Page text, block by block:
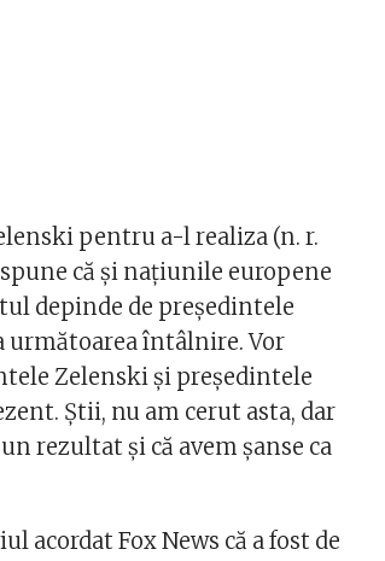
pentru a-l realiza (n. r.
că şi naţiunile europene
depinde de preşedintele
următoarea întâlnire. Vor
Zelenski şi preşedintele
Ştii, nu am cerut asta, dar
rezultat şi că avem şanse ca
acordat Fox News că a fost de